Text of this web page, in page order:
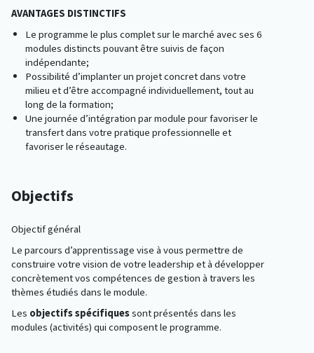
AVANTAGES DISTINCTIFS
Le programme le plus complet sur le marché avec ses 6
modules distincts pouvant être suivis de façon
indépendante;
Possibilité d’implanter un projet concret dans votre
milieu et d’être accompagné individuellement, tout au
long de la formation;
Une journée d’intégration par module pour favoriser le
transfert dans votre pratique professionnelle et
favoriser le réseautage.
Objectifs
Objectif général
Le parcours d’apprentissage vise à vous permettre de
construire votre vision de votre leadership et à développer
concrètement vos compétences de gestion à travers les
thèmes étudiés dans le module.
Les objectifs spécifiquessont présentés dans les
modules (activités) qui composent le programme.